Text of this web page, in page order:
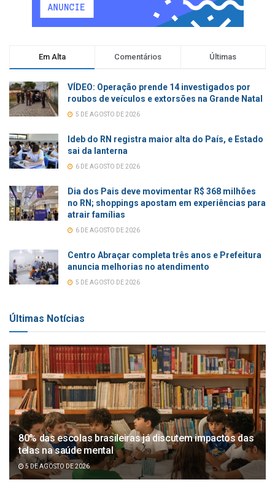
Em Alta Comentários Últimas
VÍDEO: Operação prende 14 investigados por
roubos de veículos e extorsões na Grande Natal
5 DE AGOSTO DE 2026
Ideb do RN registra maior alta do País, e Estado
sai da lanterna
6 DE AGOSTO DE 2026
Dia dos Pais deve movimentar R$ 368 milhões
no RN; shoppings apostam em experiências para
atrair famílias
6 DE AGOSTO DE 2026
Centro Abraçar completa três anos e Prefeitura
anuncia melhorias no atendimento
5 DE AGOSTO DE 2026
Últimas Notícias
80% das escolas brasileiras já discutem impactos das
telas na saúde mental
5 DE AGOSTO DE 2026